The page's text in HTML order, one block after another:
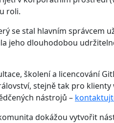
roli.
se stal hlavním správcem
jeho dlouhodobou
školení a licencování
stejně tak pro klienty
nástrojů –
dokážou vytvořit